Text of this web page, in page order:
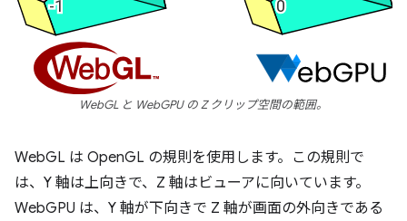
WebGL と WebGPU の Z クリップ空間の範囲。
WebGL は OpenGL の規則を使用します。この規則で
は、Y 軸は上向きで、Z 軸はビューアに向いています。
WebGPU は、Y 軸が下向きで Z 軸が画面の外向きである